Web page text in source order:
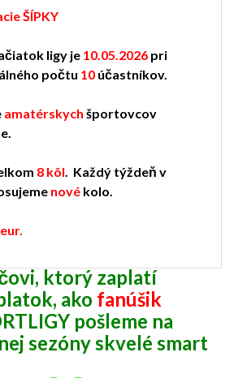
ŠÍPKY
ligy je 10.05.2026 pri
počtu 10 účastníkov.
amatérskych športovcov
8 kôl. Každý týždeň v
nové kolo.
ktorý zaplatí
ako fanúšik
pošleme na
sezóny skvelé smart